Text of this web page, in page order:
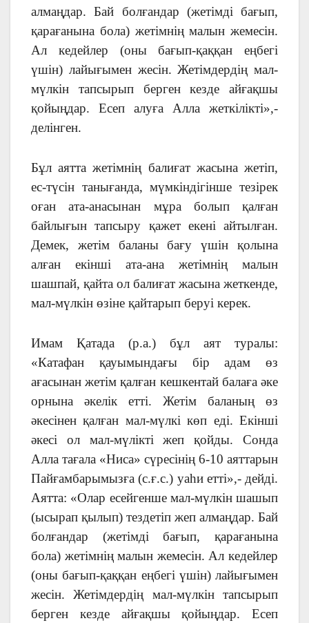
алмаңдар. Бай болғандар (жетімді бағып,
қарағанына бола) жетімнің малын жемесін.
Ал кедейлер (оны бағып-қаққан еңбегі
үшін) лайығымен жесін. Жетімдердің мал-
мүлкін тапсырып берген кезде айғақшы
қойыңдар. Есеп алуға Алла жеткілікті»,-
делінген.
Бұл аятта жетімнің балиғат жасына жетіп,
ес-түсін танығанда, мүмкіндігінше тезірек
оған ата-анасынан мұра болып қалған
байлығын тапсыру қажет екені айтылған.
Демек, жетім баланы бағу үшін қолына
алған екінші ата-ана жетімнің малын
шашпай, қайта ол балиғат жасына жеткенде,
мал-мүлкін өзіне қайтарып беруі керек.
Имам Қатада (р.а.) бұл аят туралы:
«Катафан қауымындағы бір адам өз
ағасынан жетім қалған кешкентай балаға әке
орнына әкелік етті. Жетім баланың өз
әкесінен қалған мал-мүлкі көп еді. Екінші
әкесі ол мал-мүлікті жеп қойды. Сонда
Алла тағала «Ниса» сүресінің 6-10 аяттарын
Пайғамбарымызға (с.ғ.с.) уаһи етті»,- дейді.
Аятта: «Олар есейгенше мал-мүлкін шашып
(ысырап қылып) тездетіп жеп алмаңдар. Бай
болғандар (жетімді бағып, қарағанына
бола) жетімнің малын жемесін. Ал кедейлер
(оны бағып-қаққан еңбегі үшін) лайығымен
жесін. Жетімдердің мал-мүлкін тапсырып
берген кезде айғақшы қойыңдар. Есеп